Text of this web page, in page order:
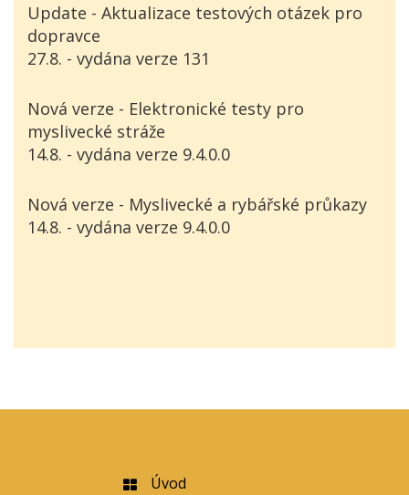
Update - Aktualizace testových otázek pro
dopravce
27.8. - vydána verze 131
Nová verze - Elektronické testy pro
myslivecké stráže
14.8. - vydána verze 9.4.0.0
Nová verze - Myslivecké a rybářské průkazy
14.8. - vydána verze 9.4.0.0
Úvod